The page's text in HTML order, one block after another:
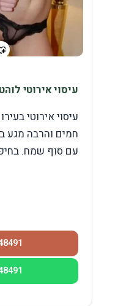
עיסוי אירוטי
עיסוי אירוטי
חמים והרבה מגע
עם סוף שמח.